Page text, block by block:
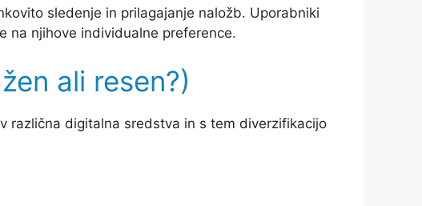
sledenje in prilagajanje naložb. Uporabniki
na njihove individualne preference.
ali resen?)
različna digitalna sredstva in s tem diverzifikacijo